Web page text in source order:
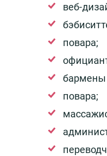
веб-
повара;
бармены
повара;